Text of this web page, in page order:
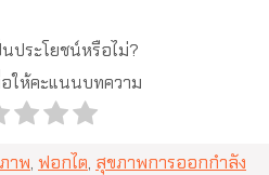
ประโยชน์หรือไม่?
ให้คะแนนบทความ
าพ, ฟอกไต, สุขภาพการออกกำลัง